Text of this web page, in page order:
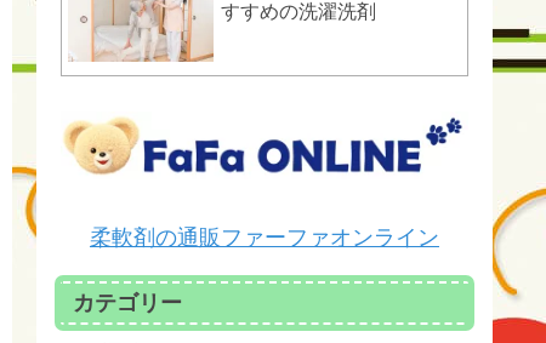
すすめの洗濯洗剤
柔軟剤の通販ファーファオンライン
カテゴリー